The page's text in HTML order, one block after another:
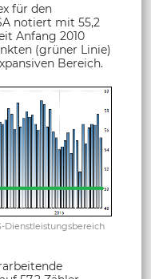
für den
notiert mit 55,2
Anfang 2010
(grüner Linie)
Bereich.
Dienstleistungsbereich